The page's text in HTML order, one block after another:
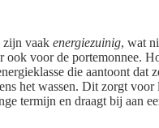
zijn vaak energiezuinig, wat
ook voor de portemonnee.
die aantoont dat
het wassen. Dit zorgt voor
termijn en draagt bij aan